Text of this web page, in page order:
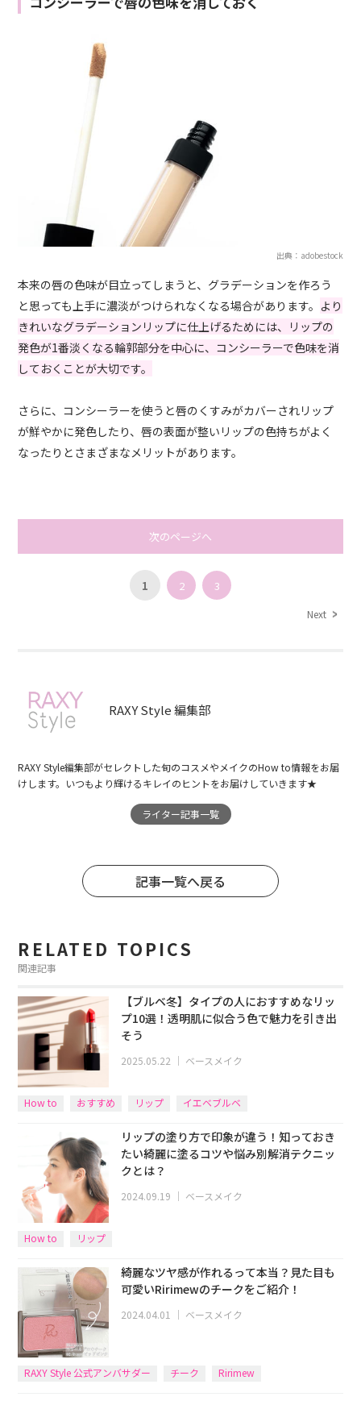
出典：adobestock
本来の唇の色味が目立ってしまうと、グラデーションを作ろう
と思っても上手に濃淡がつけられなくなる場合があります。 より
きれいなグラデーションリップに仕上げるためには、リップの
発色が1番淡くなる輪郭部分を中心に、コンシーラーで色味を消
しておくことが大切です。
さらに、コンシーラーを使うと唇のくすみがカバーされリップ
が鮮やかに発色したり、唇の表面が整いリップの色持ちがよく
なったりとさまざまなメリットがあります。
次のページへ
1 2 3
Next
RAXY Style 編集部
RAXY Style編集部がセレクトした旬のコスメやメイクのHow to情報をお届
けします。いつもより輝けるキレイのヒントをお届けしていきます★
ライター記事一覧
記事一覧へ戻る
RELATED TOPICS
関連記事
【ブルベ冬】タイプの人におすすめなリッ
プ10選！透明肌に似合う色で魅力を引き出
そう
2025.05.22 ｜ ベースメイク
How to おすすめ リップ イエベブルベ
リップの塗り方で印象が違う！知っておき
たい綺麗に塗るコツや悩み別解消テクニッ
クとは？
2024.09.19 ｜ ベースメイク
How to リップ
綺麗なツヤ感が作れるって本当？見た目も
可愛いRirimewのチークをご紹介！
2024.04.01 ｜ ベースメイク
RAXY Style 公式アンバサダー チーク Ririmew